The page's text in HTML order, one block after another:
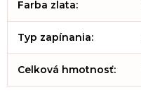
Farba zlata:
Typ zapínania:
Celková hmotnosť: